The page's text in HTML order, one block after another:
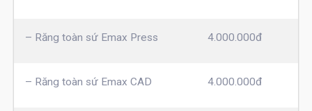
– Răng toàn sứ Emax Press 4.000.000đ
– Răng toàn sứ Emax CAD 4.000.000đ